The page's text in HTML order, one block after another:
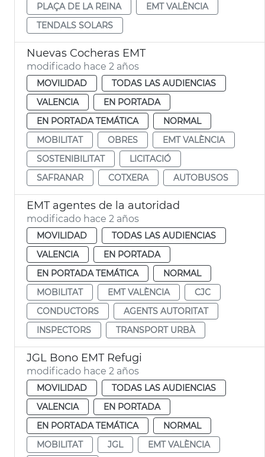
PLAÇA DE LA REINA
EMT VALÈNCIA
TENDALS SOLARS
Nuevas Cocheras EMT
modificado hace 2 años
MOVILIDAD
TODAS LAS AUDIENCIAS
VALENCIA
EN PORTADA
EN PORTADA TEMÁTICA
NORMAL
MOBILITAT
OBRES
EMT VALÈNCIA
SOSTENIBILITAT
LICITACIÓ
SAFRANAR
COTXERA AUTOBUSOS
EMT agentes de la autoridad
modificado hace 2 años
MOVILIDAD
TODAS LAS AUDIENCIAS
VALENCIA
EN PORTADA
EN PORTADA TEMÁTICA
NORMAL
MOBILITAT
EMT VALÈNCIA
CJC
CONDUCTORS
AGENTS AUTORITAT
INSPECTORS
TRANSPORT URBÀ
JGL Bono EMT Refugi
modificado hace 2 años
MOVILIDAD
TODAS LAS AUDIENCIAS
VALENCIA
EN PORTADA
EN PORTADA TEMÁTICA
NORMAL
MOBILITAT
JGL
EMT VALÈNCIA